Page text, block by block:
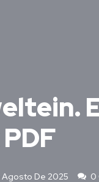
Agosto De 2025 0